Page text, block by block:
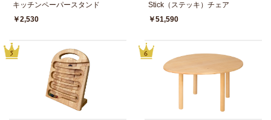
キッチンペーパースタンド
￥2,530
Stick（ステッキ）チェア
￥51,590